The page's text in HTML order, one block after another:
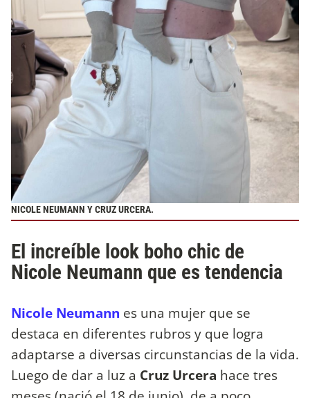
NICOLE NEUMANN Y CRUZ URCERA.
El increíble look boho chic de
Nicole Neumann que es tendencia
Nicole Neumann es una mujer que se
destaca en diferentes rubros y que logra
adaptarse a diversas circunstancias de la vida.
Luego de dar a luz a Cruz Urcera hace tres